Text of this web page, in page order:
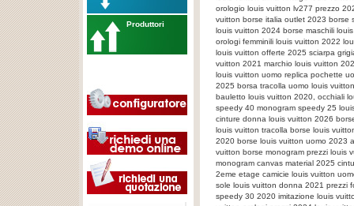
Produttori
orologio louis vuitton lv277 prezzo
vuitton borse italia outlet 2023 borse
louis vuitton 2024 borse maschili
orologi femminili louis vuitton 2022
louis vuitton offerte 2025 sciarpa
vuitton 2021 marchio louis vuitton
louis vuitton uomo replica pochette
2025 borsa tracolla uomo louis
bauletto louis vuitton 2020, occhiali
speedy 40 monogram speedy 25
cinture donna louis vuitton 2026
louis vuitton tracolla borse louis
2020 borse louis vuitton uomo 2023
vuitton borse monogram prezzi louis
monogram canvas material 2025
2eme etage camicie louis vuitton
sole louis vuitton donna 2021 prezzi
speedy 30 2020 imitazione louis